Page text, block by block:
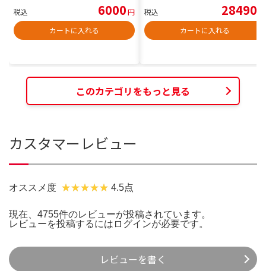
税込 6000円
カートに入れる
税込 28490
カートに入れる
このカテゴリをもっと見る
カスタマーレビュー
オススメ度 4.5点
現在、4755件のレビューが投稿されています。
レビューを投稿するには ログインが必要です。
レビューを書く